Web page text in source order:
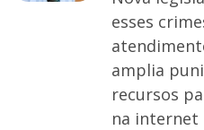
esses
amplia
recursos
na internet